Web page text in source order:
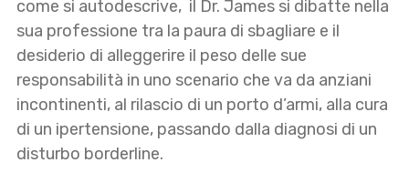
come si autodescrive, il Dr. James si dibatte nella
sua professione tra la paura di sbagliare e il
desiderio di alleggerire il peso delle sue
responsabilità in uno scenario che va da anziani
incontinenti, al rilascio di un porto d’armi, alla cura
di un ipertensione, passando dalla diagnosi di un
disturbo borderline.